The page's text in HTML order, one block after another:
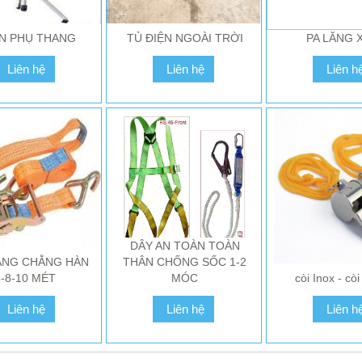
PHỤ THANG
Liên hệ
TỦ ĐIỆN NGOÀI TRỜI
Liên hệ
PA LĂNG
Liên
CHẰNG HÀN
8-10 MÉT
Liên hệ
TỐT NHẤT
Liên hệ
DÂY AN TOÀN TOÀN
THÂN CHỐNG SỐC 1-2
MÓC
Liên hệ
GIÁ TỐT NHẤT
Liên hệ
còi Inox - còi
Liên
VUI LÒNG LIÊN
GIÁ TỐT
Liên